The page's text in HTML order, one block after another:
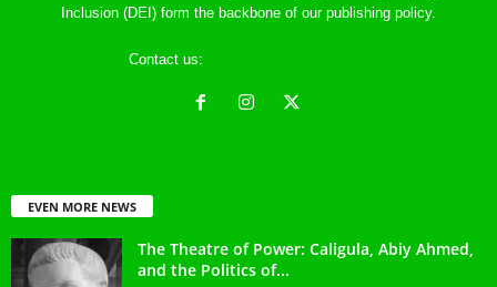
Inclusion (DEI) form the backbone of our publishing policy.
Contact us:
EVEN MORE NEWS
The Theatre of Power: Caligula, Abiy Ahmed,
and the Politics of...